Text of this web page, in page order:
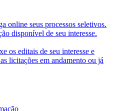
online seus processos seletivos.
disponível de seu interesse.
os editais de seu interesse e
licitações em andamento ou já